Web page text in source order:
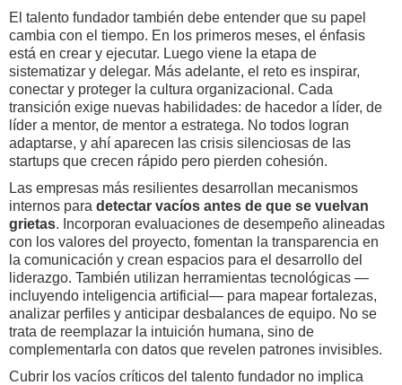
El talento fundador también debe entender que su papel
cambia con el tiempo. En los primeros meses, el énfasis
está en crear y ejecutar. Luego viene la etapa de
sistematizar y delegar. Más adelante, el reto es inspirar,
conectar y proteger la cultura organizacional. Cada
transición exige nuevas habilidades: de hacedor a líder, de
líder a mentor, de mentor a estratega. No todos logran
adaptarse, y ahí aparecen las crisis silenciosas de las
startups que crecen rápido pero pierden cohesión.
Las empresas más resilientes desarrollan mecanismos
internos para detectar vacíos antes de que se vuelvan
grietas. Incorporan evaluaciones de desempeño alineadas
con los valores del proyecto, fomentan la transparencia en
la comunicación y crean espacios para el desarrollo del
liderazgo. También utilizan herramientas tecnológicas —
incluyendo inteligencia artificial— para mapear fortalezas,
analizar perfiles y anticipar desbalances de equipo. No se
trata de reemplazar la intuición humana, sino de
complementarla con datos que revelen patrones invisibles.
Cubrir los vacíos críticos del talento fundador no implica